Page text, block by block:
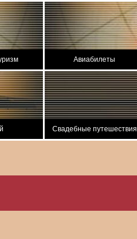
Авиабилеты
Свадебные путешествия